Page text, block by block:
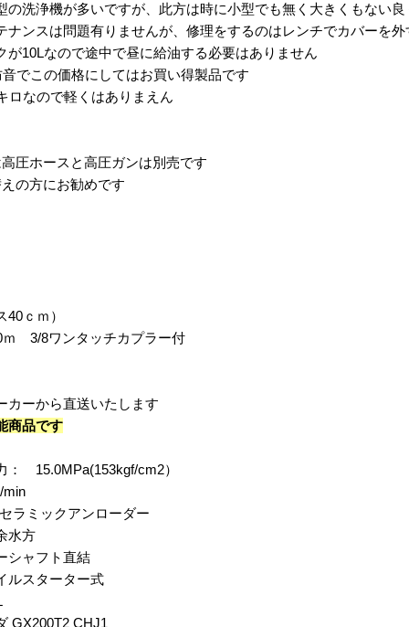
機が多いですが、此方は時に小型でも無く大きくもない良
は問題有りませんが、修理をするのはレンチでカバーを外
なので途中で昼に給油する必要はありません
の価格にしてはお買い得製品です
ので軽くはありまえん
圧ホースと高圧ガンは別売です
方にお勧めです
ｃｍ）
ｍ 3/8ワンタッチカプラー付
ーから直送いたします
商品です
： 15.0MPa(153kgf/cm2）
ラミックアンローダー
水方
ャフト直結
スターター式
GX200T2 CHJ1